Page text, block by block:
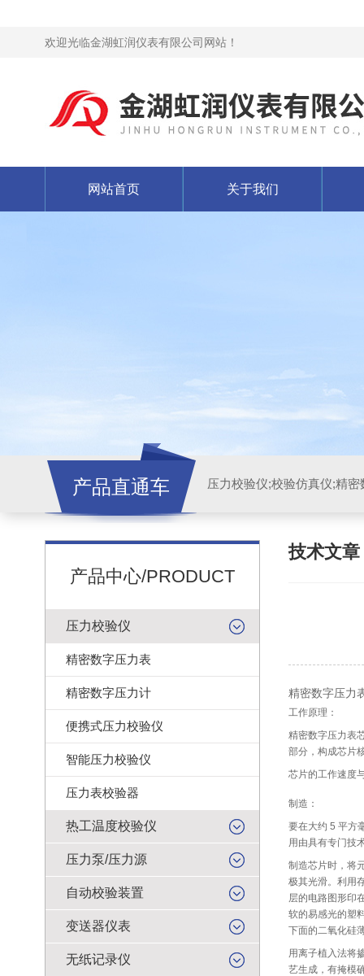
欢迎光临金湖虹润仪表有限公司网站！
网站首页 关于我们
产品直通车
产品中心/PRODUCT
压力校验仪
精密数字压力表
精密数字压力计
便携式压力校验仪
智能压力校验仪
压力表校验器
热工温度校验仪
压力泵/压力源
自动校验装置
变送器仪表
无纸记录仪
技术文章
精密数字压力
工作原理：
精密数字压力表
部分，构成芯片
芯片的工作速度
制造：
要在大约 5 平方
用由具有专门技
制造芯片时，将
极其光滑。利用
层的电路图形印
软的易感光的塑
下面的二氧化硅
用离子植入法将
艺生成，有掩模